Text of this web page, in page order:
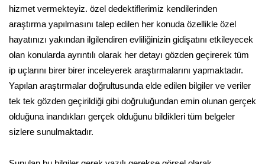
hizmet vermekteyiz. özel dedektiflerimiz kendilerinden
araştırma yapılmasını talep edilen her konuda özellikle özel
hayatınızı yakından ilgilendiren evliliğinizin gidişatını etkileyecek
olan konularda ayrıntılı olarak her detayı gözden geçirerek tüm
ip uçlarını birer birer inceleyerek araştırmalarını yapmaktadır.
Yapılan araştırmalar doğrultusunda elde edilen bilgiler ve veriler
tek tek gözden geçirildiği gibi doğruluğundan emin olunan gerçek
olduğuna inandıkları gerçek olduğunu bildikleri tüm belgeler
sizlere sunulmaktadır.